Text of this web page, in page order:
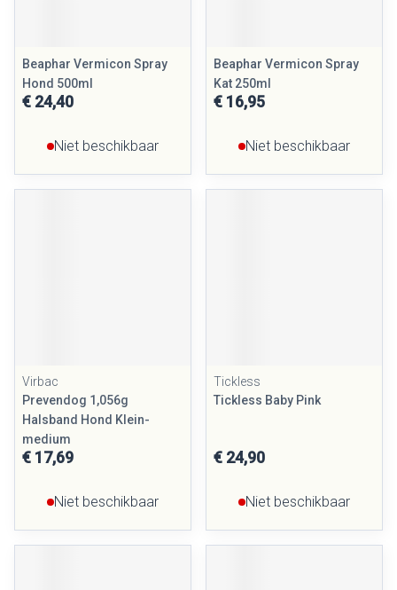
Beaphar Vermicon Spray
Hond 500ml
€ 24,40
Niet beschikbaar
Beaphar Vermicon Spray
Kat 250ml
€ 16,95
Niet beschikbaar
Virbac
Prevendog 1,056g
Halsband Hond Klein-
medium
€ 17,69
Niet beschikbaar
Tickless
Tickless Baby Pink
€ 24,90
Niet beschikbaar